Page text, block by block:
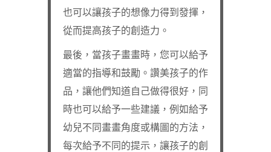
也可以讓孩子的想像力得到發揮，
從而提高孩子的創造力。
最後，當孩子畫畫時，您可以給予
適當的指導和鼓勵。讚美孩子的作
品，讓他們知道自己做得很好，同
時也可以給予一些建議，例如給予
幼兒不同畫畫角度或構圖的方法，
每次給予不同的提示，讓孩子的創